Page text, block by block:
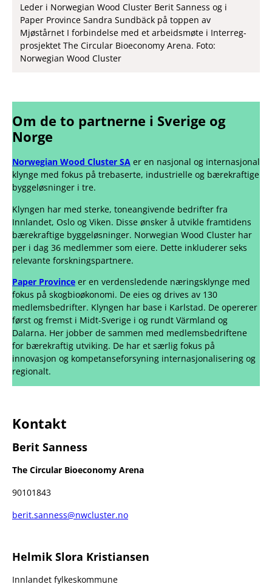
Leder i Norwegian Wood Cluster Berit Sanness og i
Paper Province Sandra Sundbäck på toppen av
Mjøstårnet I forbindelse med et arbeidsmøte i Interreg-
prosjektet The Circular Bioeconomy Arena. Foto:
Norwegian Wood Cluster
Om de to partnerne i Sverige og
Norge
Norwegian Wood Cluster SA er en nasjonal og internasjonal
klynge med fokus på trebaserte, industrielle og bærekraftige
byggeløsninger i tre.
Klyngen har med sterke, toneangivende bedrifter fra
Innlandet, Oslo og Viken. Disse ønsker å utvikle framtidens
bærekraftige byggeløsninger. Norwegian Wood Cluster har
per i dag 36 medlemmer som eiere. Dette inkluderer seks
relevante forskningspartnere.
Paper Province er en verdensledende næringsklynge med
fokus på skogbioøkonomi. De eies og drives av 130
medlemsbedrifter. Klyngen har base i Karlstad. De opererer
først og fremst i Midt-Sverige i og rundt Värmland og
Dalarna. Her jobber de sammen med medlemsbedriftene
for bærekraftig utviking. De har et særlig fokus på
innovasjon og kompetanseforsyning internasjonalisering og
regionalt.
Kontakt
Berit Sanness
The Circular Bioeconomy Arena
90101843
berit.sanness@nwcluster.no
Helmik Slora Kristiansen
Innlandet fylkeskommune